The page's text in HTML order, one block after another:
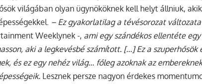
világában olyan ügynököknek kell helyt állniuk,
– Ez gyakorlatilag a tévésorozat
Weeklynek -, ami egy szándékos ellentéte
aki a legkevésbé számított. […] Ez a szuperhősök
és ez egy nehéz világ… főleg azoknak az
Lesznek persze nagyon érdekes